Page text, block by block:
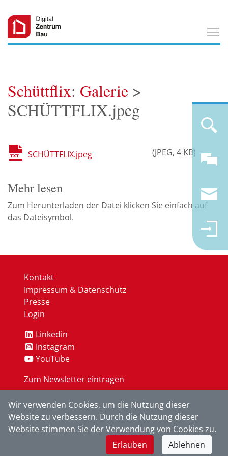
Schüttflix: Galerie >
SCHÜTTFLIX.jpeg
SCHÜTTFLIX.jpeg JPEG 4 KB
Mehr lesen
Zum Herunterladen der Datei klicken Sie einfach auf
das Dateisymbol.
Kontakt
Impressum & Datenschutz
Presse
Login
Linkedin
Instagram
YouTube
Zum Newsletter eintragen
OK
Wir verwenden Cookies, um die Nutzung dieser
Website zu verbessern. Durch die Nutzung dieser
Website stimmen Sie der Verwendung von Cookies zu.
Erlauben
Ablehnen